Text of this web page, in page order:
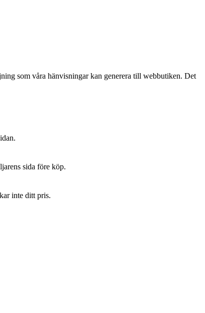
som våra hänvisningar kan generera till webbutiken. Det
sida före köp.
inte ditt pris.